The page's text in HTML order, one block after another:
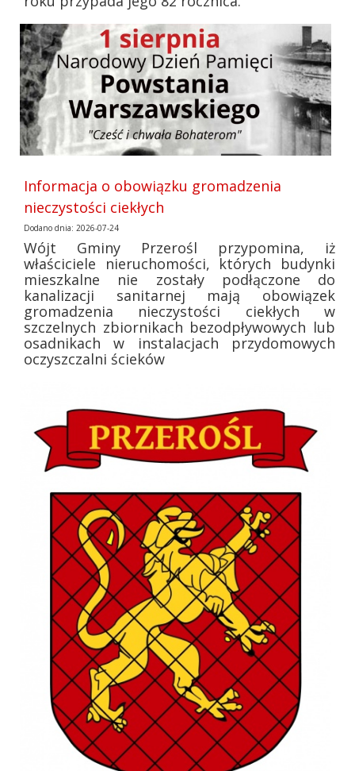
Informacja o obowiązku gromadzenia
nieczystości ciekłych
Dodano dnia: 2026-07-24
Wójt Gminy Przerośl przypomina, iż
właściciele nieruchomości, których budynki
mieszkalne nie zostały podłączone do
kanalizacji sanitarnej mają obowiązek
gromadzenia nieczystości ciekłych w
szczelnych zbiornikach bezodpływowych lub
osadnikach w instalacjach przydomowych
oczyszczalni ścieków